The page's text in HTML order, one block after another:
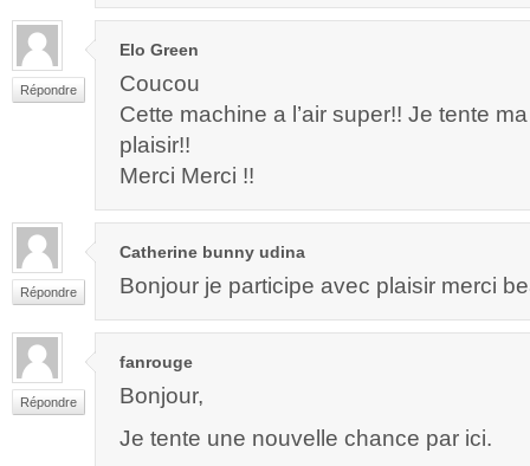
Répondre
Elo Green
Coucou
Cette machine a l’air super!! Je tente
plaisir!!
Merci Merci !!
Répondre
Catherine bunny udina
Bonjour je participe avec plaisir merci
Répondre
fanrouge
Bonjour,
Je tente une nouvelle chance par ici.